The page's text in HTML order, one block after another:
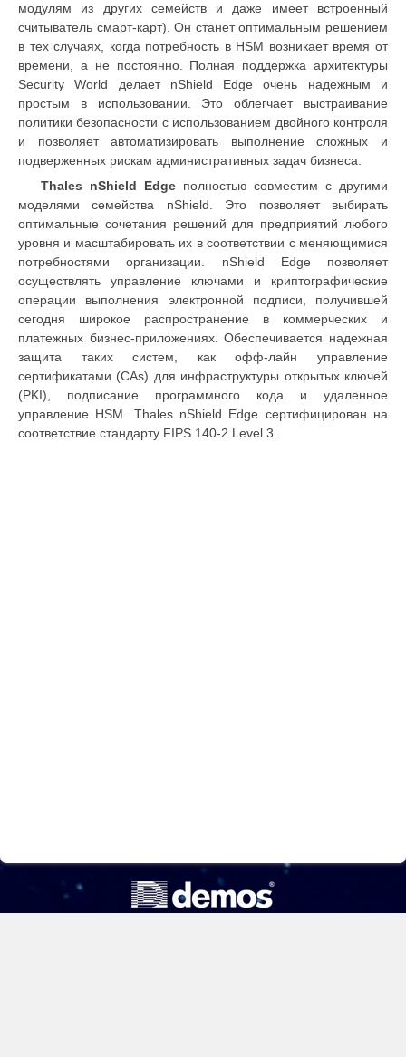
модулям из других семейств и даже имеет встроенный
считыватель смарт-карт). Он станет оптимальным решением
в тех случаях, когда потребность в HSM возникает время от
времени, а не постоянно. Полная поддержка архитектуры
Security World делает nShield Edge очень надежным и
простым в использовании. Это облегчает выстраивание
политики безопасности с использованием двойного контроля
и позволяет автоматизировать выполнение сложных и
подверженных рискам административных задач бизнеса.
Thales nShield Edgeполностью совместим с другими
моделями семейства nShield. Это позволяет выбирать
оптимальные сочетания решений для предприятий любого
уровня и масштабировать их в соответствии с меняющимися
потребностями организации. nShield Edge позволяет
осуществлять управление ключами и криптографические
операции выполнения электронной подписи, получившей
сегодня широкое распространение в коммерческих и
платежных бизнес-приложениях. Обеспечивается надежная
защита таких систем, как офф-лайн управление
сертификатами (CAs) для инфраструктуры открытых ключей
(PKI), подписание программного кода и удаленное
управление HSM. Thales nShield Edge сертифицирован на
соответствие стандарту FIPS 140-2 Level 3.